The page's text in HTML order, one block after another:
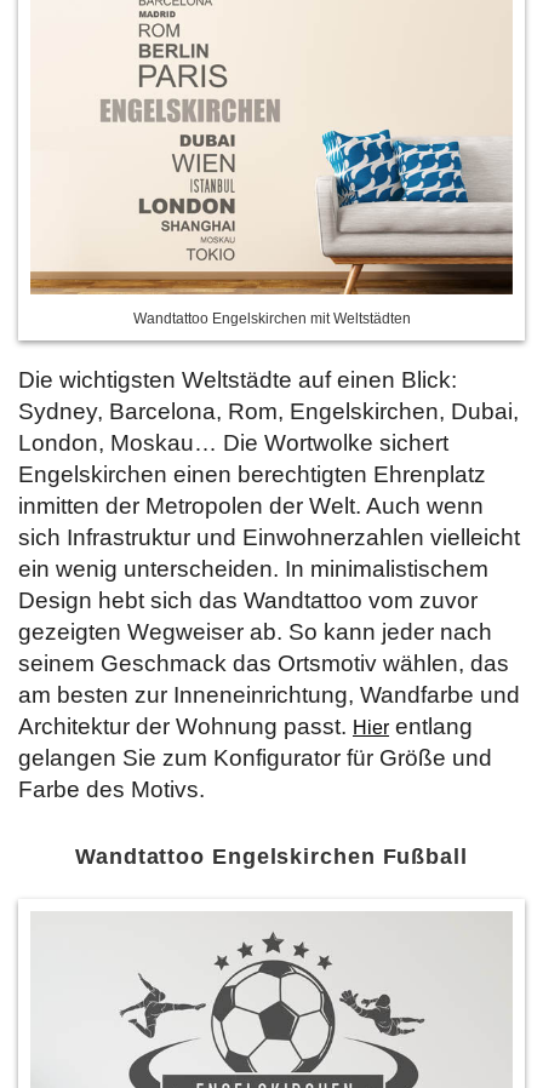
Wandtattoo Engelskirchen mit Weltstädten
Die wichtigsten Weltstädte auf einen Blick:
Sydney, Barcelona, Rom, Engelskirchen, Dubai,
London, Moskau… Die Wortwolke sichert
Engelskirchen einen berechtigten Ehrenplatz
inmitten der Metropolen der Welt. Auch wenn
sich Infrastruktur und Einwohnerzahlen vielleicht
ein wenig unterscheiden. In minimalistischem
Design hebt sich das Wandtattoo vom zuvor
gezeigten Wegweiser ab. So kann jeder nach
seinem Geschmack das Ortsmotiv wählen, das
am besten zur Inneneinrichtung, Wandfarbe und
Architektur der Wohnung passt. Hier entlang
gelangen Sie zum Konfigurator für Größe und
Farbe des Motivs.
Wandtattoo Engelskirchen Fußball